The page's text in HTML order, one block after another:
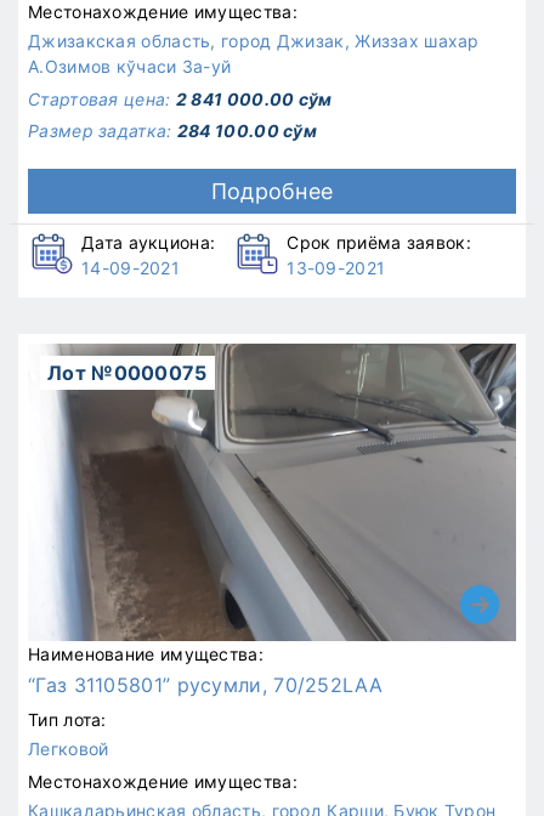
Местонахождение имущества:
Джизакская область, город Джизак, Жиззах шахар
А.Озимов кўчаси 3а-уй
Стартовая цена: 2 841 000.00 сўм
Размер задатка: 284 100.00 сўм
Подробнее
Дата аукциона:
14-09-2021
Срок приёма заявок:
13-09-2021
Лот №0000075
Наименование имущества:
“Газ 31105801” русумли, 70/252LAA
Тип лота:
Легковой
Местонахождение имущества:
Кашкадарьинская область, город Карши, Буюк Турон